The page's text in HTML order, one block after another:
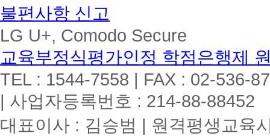
불편사항 신고
LG U+, Comodo Secure
교육부정식평가인정 학점은행제
TEL : 1544-7558 | FAX : 02-536-
| 사업자등록번호 : 214-88-88452
대표이사 : 김승범 | 원격평생교육